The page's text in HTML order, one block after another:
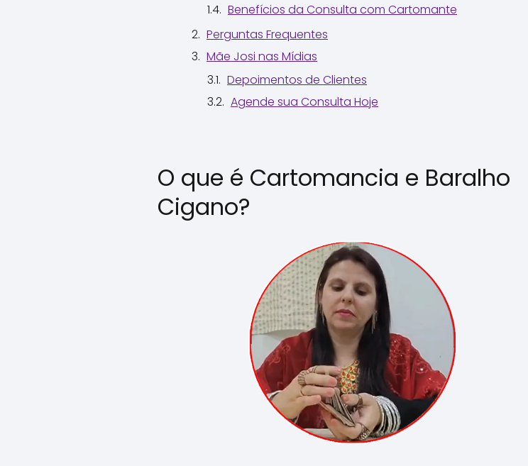
Benefícios da Consulta com Cartomante
Perguntas Frequentes
Mãe Josi nas Mídias
Depoimentos de Clientes
Agende sua Consulta Hoje
O que é Cartomancia e Baralho
Cigano?